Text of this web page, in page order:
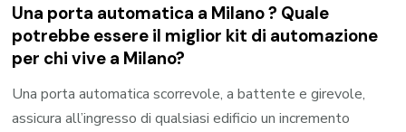
Una porta automatica a Milano ? Quale
potrebbe essere il miglior kit di automazione
per chi vive a Milano?
Una porta automatica scorrevole, a battente e girevole,
assicura all’ingresso di qualsiasi edificio un incremento